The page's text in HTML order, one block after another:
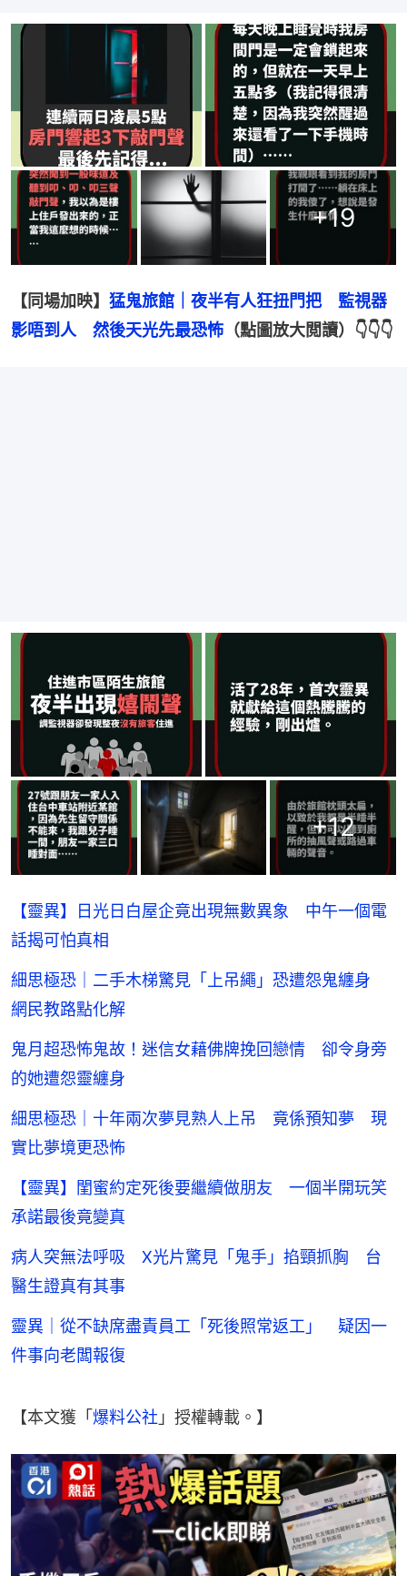
+19
【同場加映】 猛鬼旅館｜夜半有人狂扭門把　監視器
影唔到人　然後天光先最恐怖 （點圖放大閲讀）👇👇👇
+12
【靈異】日光日白屋企竟出現無數異象 中午一個電
話揭可怕真相
細思極恐｜二手木梯驚見「上吊繩」恐遭怨鬼纏身
網民教路點化解
鬼月超恐怖鬼故！迷信女藉佛牌挽回戀情 卻令身旁
的她遭怨靈纏身
細思極恐｜十年兩次夢見熟人上吊 竟係預知夢 現
實比夢境更恐怖
【靈異】閨蜜約定死後要繼續做朋友 一個半開玩笑
承諾最後竟變真
病人突無法呼吸 X光片驚見「鬼手」掐頸抓胸 台
醫生證真有其事
靈異｜從不缺席盡責員工「死後照常返工」 疑因一
件事向老闆報復
【本文獲「爆料公社 」授權轉載。】